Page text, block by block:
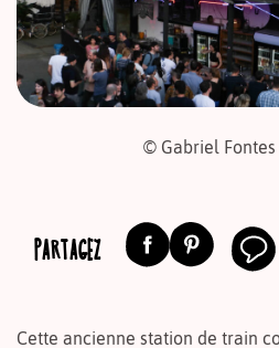
© Gabriel Fontes
PARTAGEZ
Cette ancienne station de train